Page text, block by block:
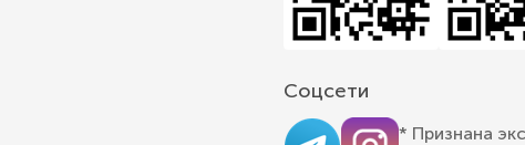
Соцсети
* Признана